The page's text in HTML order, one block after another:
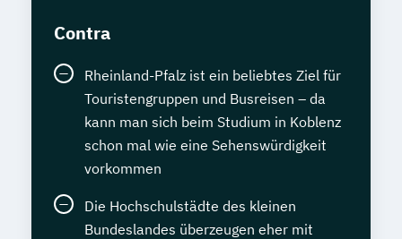
Contra
Rheinland-Pfalz ist ein beliebtes Ziel für
Touristengruppen und Busreisen – da
kann man sich beim Studium in Koblenz
schon mal wie eine Sehenswürdigkeit
vorkommen
Die Hochschulstädte des kleinen
Bundeslandes überzeugen eher mit